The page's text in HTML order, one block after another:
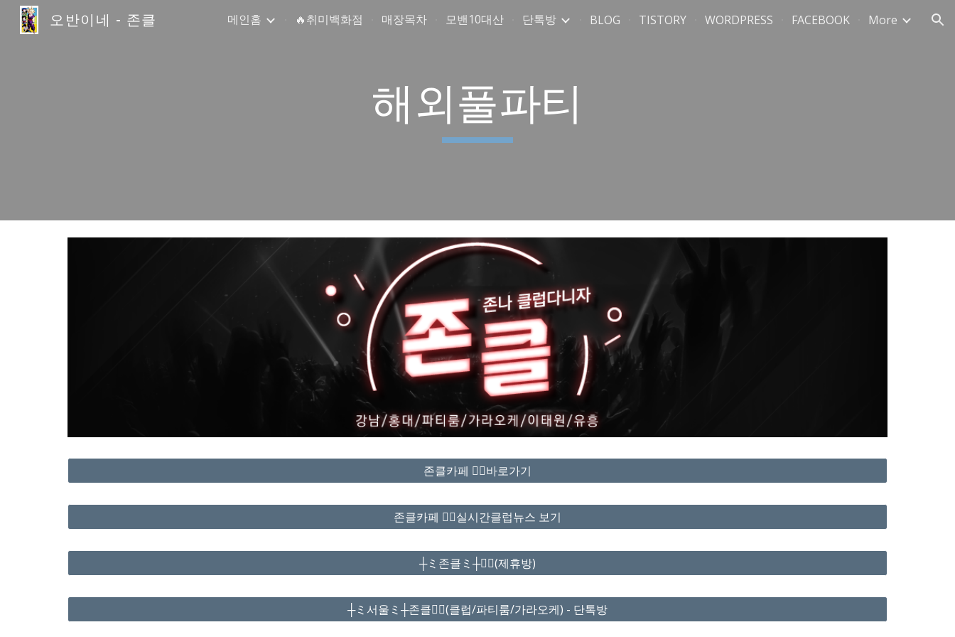
Skip to main content Skip to navigation
오반이네 - 존클 메인홈 🔥취미백화점 매장목차 모밴10대산 단톡방 BLOG TISTORY WORDPRESS FACEBOOK More
해외풀파티
존클카페 ❤️‍🔥바로가기
존클카페 ❤️‍🔥실시간클럽뉴스 보기
┼ミ존클ミ┼❤️‍🔥(제휴방)
┼ミ서울ミ┼존클❤️‍🔥(클럽/파티룸/가라오케) - 단톡방